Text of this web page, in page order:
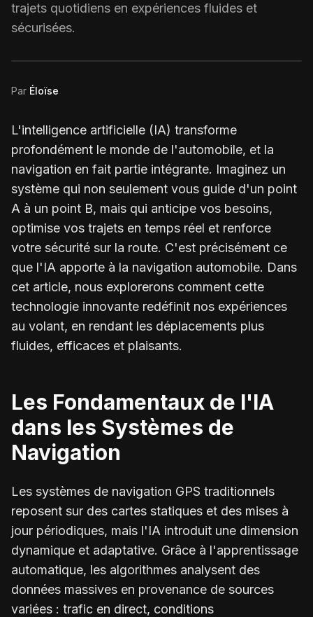
trajets quotidiens en expériences fluides et
sécurisées.
Par Éloïse
L'intelligence artificielle (IA) transforme
profondément le monde de l'automobile, et la
navigation en fait partie intégrante. Imaginez un
système qui non seulement vous guide d'un point
A à un point B, mais qui anticipe vos besoins,
optimise vos trajets en temps réel et renforce
votre sécurité sur la route. C'est précisément ce
que l'IA apporte à la navigation automobile. Dans
cet article, nous explorerons comment cette
technologie innovante redéfinit nos expériences
au volant, en rendant les déplacements plus
fluides, efficaces et plaisants.
Les Fondamentaux de l'IA
dans les Systèmes de
Navigation
Les systèmes de navigation GPS traditionnels
reposent sur des cartes statiques et des mises à
jour périodiques, mais l'IA introduit une dimension
dynamique et adaptative. Grâce à l'apprentissage
automatique, les algorithmes analysent des
données massives en provenance de sources
variées : trafic en direct, conditions